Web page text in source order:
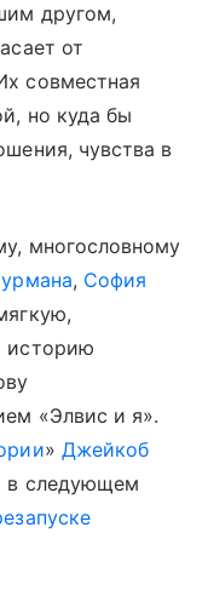
другом,
от
совместная
но куда бы
чувства в
многословному
, София
историю
«Элвис и я».
» Джейкоб
в следующем